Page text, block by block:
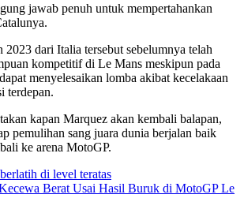
jawab penuh untuk mempertahankan
2023 dari Italia tersebut sebelumnya telah
kompetitif di Le Mans meskipun pada
menyelesaikan lomba akibat kecelakaan
terdepan.
kapan Marquez akan kembali balapan,
pemulihan sang juara dunia berjalan baik
ke arena MotoGP.
di level teratas
Berat Usai Hasil Buruk di MotoGP Le